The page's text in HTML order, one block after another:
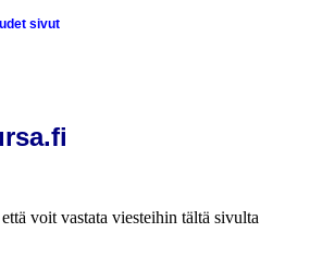
sivut
voit vastata viesteihin tältä sivulta